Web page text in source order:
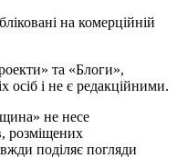
на комерційній
та «Блоги»,
осіб і не є редакційними.
не несе
розміщених
поділяє погляди